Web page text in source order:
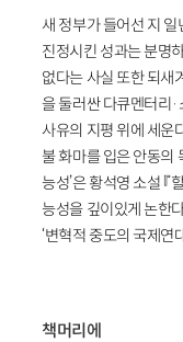
새 정부가 들어선 지 일
진정시킨 성과는 분명
없다는 사실 또한 되새
을 둘러싼 다큐멘터리
사유의 지평 위에 세운
불 화마를 입은 안동의
능성’은 황석영 소설 『
능성을 깊이있게 논한
‘변혁적 중도의 국제연
책머리에